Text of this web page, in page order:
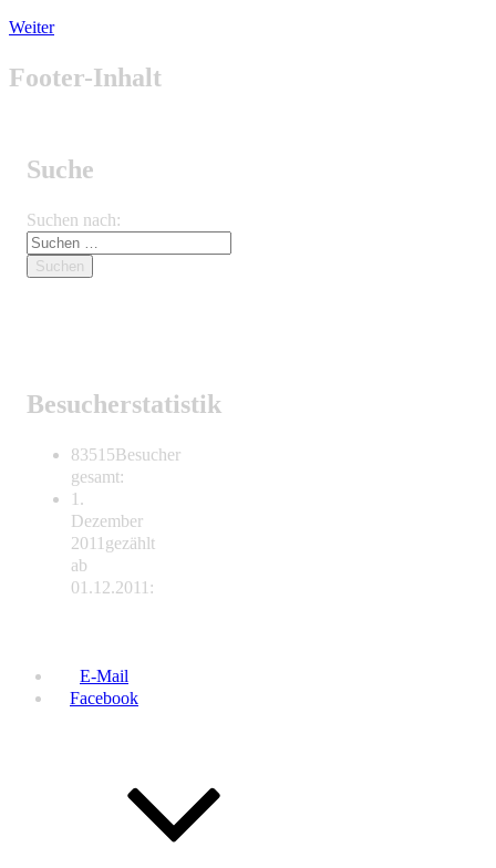
Weiter
Footer-Inhalt
Suche
Suchen nach:
Besucherstatistik
83515Besucher
gesamt:
1.
Dezember
2011 gezählt
ab
01.12.2011:
E-Mail
Facebook